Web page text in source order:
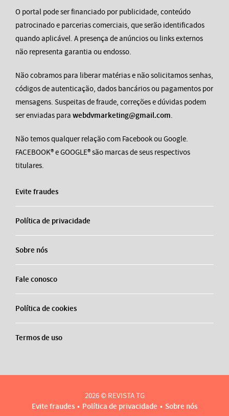
O portal pode ser financiado por publicidade, conteúdo
patrocinado e parcerias comerciais, que serão identificados
quando aplicável. A presença de anúncios ou links externos
não representa garantia ou endosso.
Não cobramos para liberar matérias e não solicitamos senhas,
códigos de autenticação, dados bancários ou pagamentos por
mensagens. Suspeitas de fraude, correções e dúvidas podem
ser enviadas para webdvmarketing@gmail.com.
Não temos qualquer relação com Facebook ou Google.
FACEBOOK® e GOOGLE® são marcas de seus respectivos
titulares.
Evite fraudes
Política de privacidade
Sobre nós
Fale conosco
Política de cookies
Termos de uso
2026 © REVISTA TG
Evite fraudes
Política de privacidade Sobre nós